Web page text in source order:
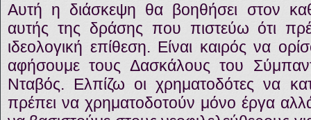
Αυτή η διάσκεψη θα βοηθήσει στον
αυτής της δράσης που πιστεύω ότι
ιδεολογική επίθεση. Είναι καιρός να
αφήσουμε τους Δασκάλους του
Νταβός. Ελπίζω οι χρηματοδότες να
πρέπει να χρηματοδοτούν μόνο έργα